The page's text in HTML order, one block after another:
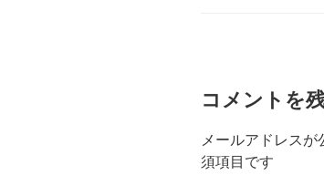
コメントを
メールアドレスが
須項目です